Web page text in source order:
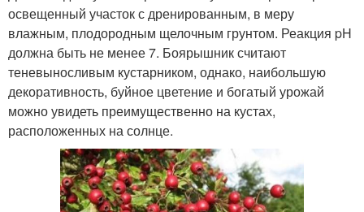
освещенный участок с дренированным, в меру
влажным, плодородным щелочным грунтом. Реакция pH
должна быть не менее 7. Боярышник считают
теневыносливым кустарником, однако, наибольшую
декоративность, буйное цветение и богатый урожай
можно увидеть преимущественно на кустах,
расположенных на солнце.